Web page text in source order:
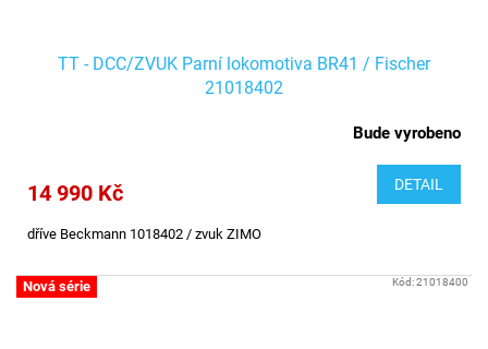
TT - DCC/ZVUK Parní lokomotiva BR41 / Fischer
21018402
Bude vyrobeno
14 990 Kč DETAIL
dříve Beckmann 1018402 / zvuk ZIMO
Nová série Kód:21018400